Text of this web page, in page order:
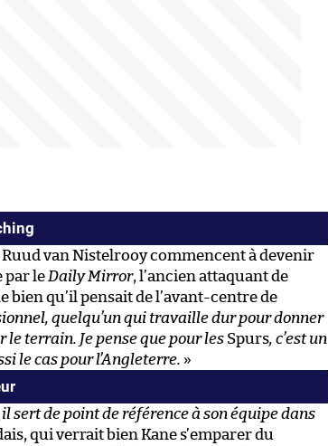
van Nistelrooy commencent à devenir
par le Daily Mirror, l’ancien attaquant de
bien qu’il pensait de l’avant-centre de
quelqu’un qui travaille dur pour donner
terrain. Je pense que pour les Spurs, c’est un
le cas pour l’Angleterre. »
sert de point de référence à son équipe dans
qui verrait bien Kane s’emparer du